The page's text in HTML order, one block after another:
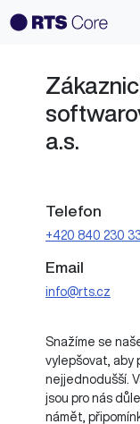
a.s.
Telefon
+420 840 230
Email
info@rts.cz
Snažíme se
vylepšovat, aby
nejjednodušší.
jsou pro nás
námět,